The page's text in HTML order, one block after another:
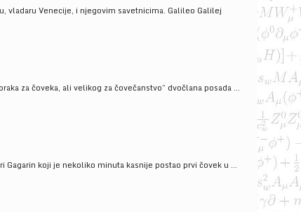
vladaru Venecije, i njegovim savetnicima. Galileo Galilej
za čoveka, ali velikog za čovečanstvo” dvočlana posada ...
koji je nekoliko minuta kasnije postao prvi čovek u ...